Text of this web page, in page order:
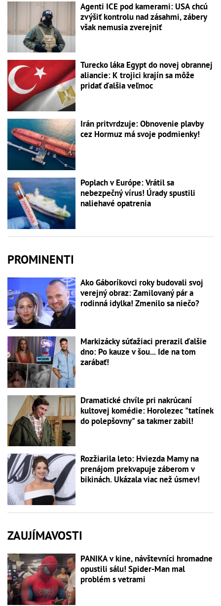
Agenti ICE pod kamerami: USA chcú
zvýšiť kontrolu nad zásahmi, zábery
však nemusia zverejniť
Turecko láka Egypt do novej obrannej
aliancie: K trojici krajín sa môže
pridať ďalšia veľmoc
Irán pritvrdzuje: Obnovenie plavby
cez Hormuz má svoje podmienky!
Poplach v Európe: Vrátil sa
nebezpečný vírus! Úrady spustili
naliehavé opatrenia
PROMINENTI
Ako Gáboríkovci roky budovali svoj
verejný obraz: Zamilovaný pár a
rodinná idylka! Zmenilo sa niečo?
Markizácky súťažiaci prerazil ďalšie
dno: Po kauze v šou... Ide na tom
zarábať!
Dramatické chvíle pri nakrúcaní
kultovej komédie: Horolezec "tatínek
do polepšovny" sa takmer zabil!
Rozžiarila leto: Hviezda Mamy na
prenájom prekvapuje záberom v
bikinách. Ukázala viac než úsmev!
ZAUJÍMAVOSTI
PANIKA v kine, návštevníci hromadne
opustili sálu! Spider-Man mal
problém s vetrami